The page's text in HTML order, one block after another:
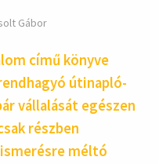
Gábor
című könyve
útinapló-
vállalását egészen
részben
méltó